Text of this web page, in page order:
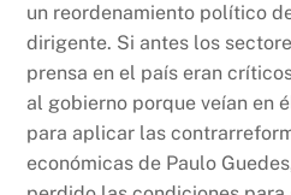
un reordenamiento político
dirigente. Si antes los
prensa en el país eran
al gobierno porque veían en
para aplicar las
económicas de Paulo